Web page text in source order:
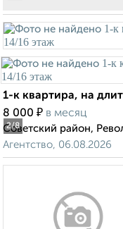
2/8
1-к квартира, на
8 000 ₽ в месяц
Советский район,
Агентство, 06.08.2026